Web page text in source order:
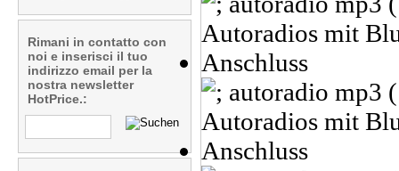
Rimani in contatto con
noi e inserisci il tuo
indirizzo email per la
nostra newsletter
HotPrice.: